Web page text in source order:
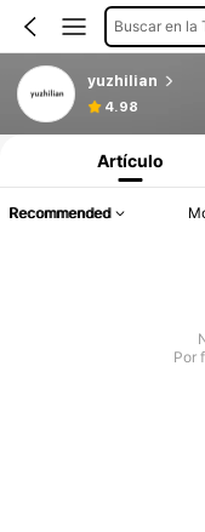
Buscar en la
yuzhilian
4.98
Artículo
Recommended
Por